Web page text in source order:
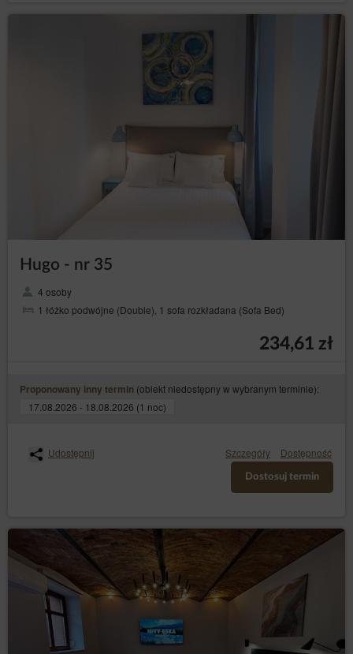
Hugo - nr 35
4 osoby
1 łóżko podwójne (Double), 1 sofa rozkładana (Sofa Bed)
234,61 zł
Proponowany inny termin (obiekt niedostępny w wybranym terminie):
17.08.2026 - 18.08.2026 (1 noc)
Udostępnij Szczegóły Dostępność
Dostosuj termin